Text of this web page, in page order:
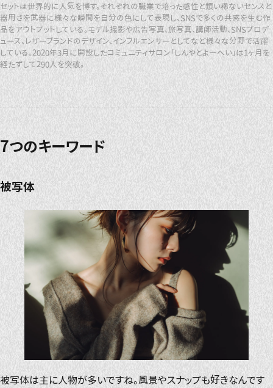
セットは世界的に人気を博す。それぞれの職業で培った感性と類い稀ないセンスと
器用さを武器に様々な瞬間を自分の色にして表現し、SNSで多くの共感を生む作
品をアウトプットしている。モデル撮影や広告写真、旅写真、講師活動、SNSプロデ
ュース、レザーブランドのデザイン、インフルエンサーとしてなど様々な分野で活躍
している。2020年3月に開設したコミュニティサロン「しんやとよーへい」は1ヶ月を
経たずして290人を突破。
7つのキーワード
被写体
被写体は主に人物が多いですね。風景やスナップも好きなんです